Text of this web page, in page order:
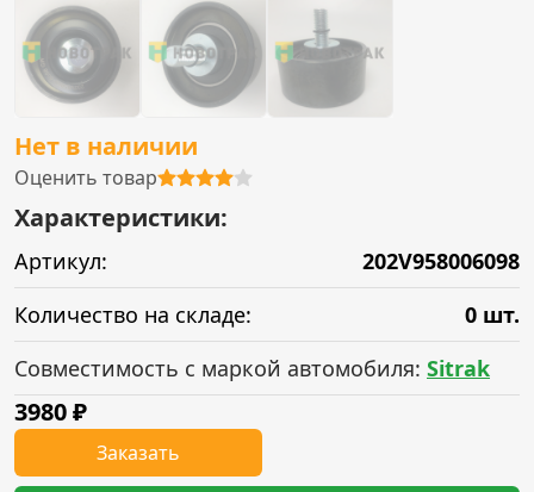
Нет в наличии
Оценить товар
Характеристики:
Артикул:
202V958006098
Количество на складе:
0 шт.
Совместимость с маркой автомобиля: Sitrak
3980₽
Заказать